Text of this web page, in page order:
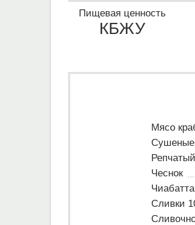
Пищевая ценность
КБЖУ
Мясо
Сушеные
Чеснок
Чиабатта
Сливки